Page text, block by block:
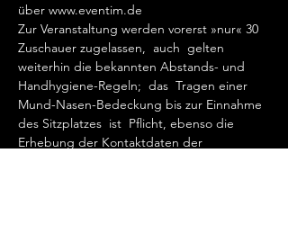
über www.eventim.de
Zur Veranstaltung werden vorerst »nur« 30
Zuschauer zugelassen,  auch  gelten
weiterhin die bekannten Abstands- und
Handhygiene-Regeln;  das  Tragen einer
Mund-Nasen-Bedeckung bis zur Einnahme
des Sitzplatzes  ist  Pflicht, ebenso die
Erhebung der Kontaktdaten der